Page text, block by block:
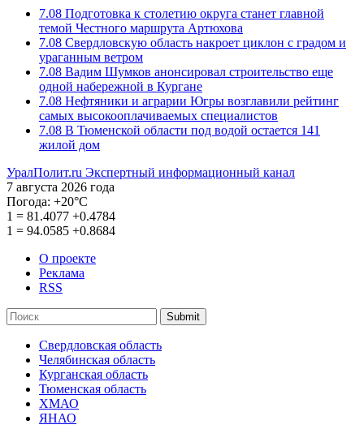
7.08 Подготовка к столетию округа станет главной
темой Честного маршрута Артюхова
7.08 Свердловскую область накроет циклон с градом и
ураганным ветром
7.08 Вадим Шумков анонсировал строительство еще
одной набережной в Кургане
7.08 Нефтяники и аграрии Югры возглавили рейтинг
самых высокооплачиваемых специалистов
7.08 В Тюменской области под водой остается 141
жилой дом
УралПолит.ru Экспертный информационный канал
7 августа 2026 года
Погода: +20°С
1 = 81.4077 +0.4784
1 = 94.0585 +0.8684
О проекте
Реклама
RSS
Submit
Свердловская область
Челябинская область
Курганская область
Тюменская область
ХМАО
ЯНАО